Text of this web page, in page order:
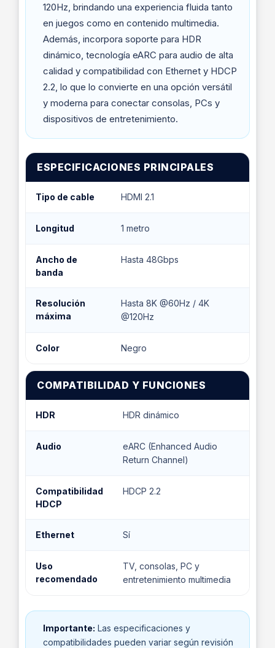
120Hz, brindando una experiencia fluida tanto
en juegos como en contenido multimedia.
Además, incorpora soporte para HDR
dinámico, tecnología eARC para audio de alta
calidad y compatibilidad con Ethernet y HDCP
2.2, lo que lo convierte en una opción versátil
y moderna para conectar consolas, PCs y
dispositivos de entretenimiento.
ESPECIFICACIONES PRINCIPALES
Tipo de cable HDMI 2.1
Longitud 1 metro
Ancho de
banda
Hasta 48Gbps
Resolución
máxima
Hasta 8K @60Hz / 4K
@120Hz
Color Negro
COMPATIBILIDAD Y FUNCIONES
HDR HDR dinámico
Audio
eARC (Enhanced Audio
Return Channel)
Compatibilidad
HDCP
HDCP 2.2
Ethernet Sí
Uso
recomendado
TV, consolas, PC y
entretenimiento multimedia
Importante: Las especificaciones y
compatibilidades pueden variar según revisión